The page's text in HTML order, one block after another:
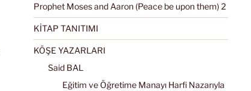
Prophet Moses and Aaron (Peace be upon them) 2
KİTAP TANITIMI
KÖŞE YAZARLARI
Said BAL
Eğitim ve Öğretime Manayı Harfi Nazarıyla